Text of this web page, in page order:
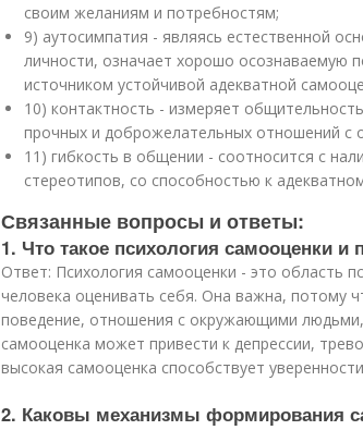
своим желаниям и потребностям;
9) аутосимпатия - являясь естественной
личности, означает хорошо осознаваемую
источником устойчивой адекватной
10) контактность - измеряет
прочных и доброжелательных отношений
11) гибкость в общении - соотносится с
стереотипов, со способностью к
Связанные вопросы и ответы:
1. Что такое психология самооценки
Ответ: Психология самооценки - это область
человека оценивать себя. Она важна, потому
поведение, отношения с окружающими людьми,
самооценка может привести к депрессии,
высокая самооценка способствует
2. Каковы механизмы формирования